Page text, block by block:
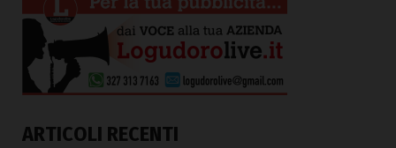
ARTICOLI RECENTI